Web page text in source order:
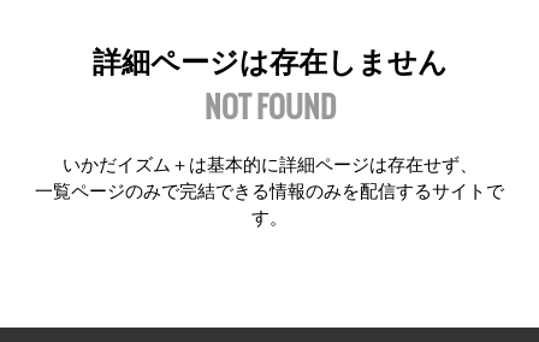
詳細ページは存在しません
NOT FOUND
いかだイズム＋は基本的に詳細ページは存在せず、
一覧ページのみで完結できる情報のみを配信するサイトで
す。